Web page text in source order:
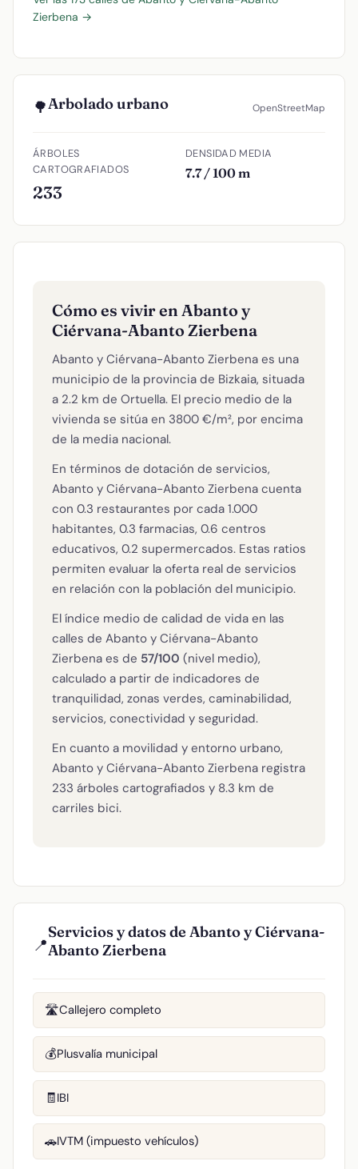
Zierbena →
🌳Arbolado urbano OpenStreetMap
ÁRBOLES
CARTOGRAFIADOS
233
DENSIDAD MEDIA
7.7 / 100 m
Cómo es vivir en Abanto y
Ciérvana-Abanto Zierbena
Abanto y Ciérvana-Abanto Zierbena es una
municipio de la provincia de Bizkaia, situada
a 2.2 km de Ortuella. El precio medio de la
vivienda se sitúa en 3800 €/m², por encima
de la media nacional.
En términos de dotación de servicios,
Abanto y Ciérvana-Abanto Zierbena cuenta
con 0.3 restaurantes por cada 1.000
habitantes, 0.3 farmacias, 0.6 centros
educativos, 0.2 supermercados. Estas ratios
permiten evaluar la oferta real de servicios
en relación con la población del municipio.
El índice medio de calidad de vida en las
calles de Abanto y Ciérvana-Abanto
Zierbena es de 57/100 (nivel medio),
calculado a partir de indicadores de
tranquilidad, zonas verdes, caminabilidad,
servicios, conectividad y seguridad.
En cuanto a movilidad y entorno urbano,
Abanto y Ciérvana-Abanto Zierbena registra
233 árboles cartografiados y 8.3 km de
carriles bici.
📍
Servicios y datos de Abanto y Ciérvana-
Abanto Zierbena
🛣️Callejero completo
💰Plusvalía municipal
🧾IBI
🚗IVTM (impuesto vehículos)